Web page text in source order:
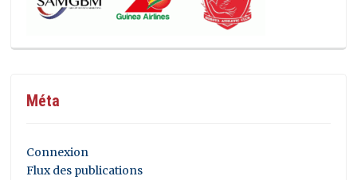
Méta
Connexion
Flux des publications